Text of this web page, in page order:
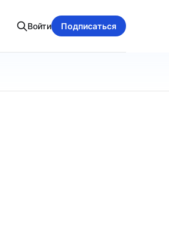
Войти Подписаться